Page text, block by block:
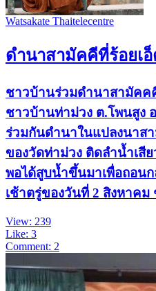
Watsakate Thaitelecentre
ดำนาสามัคคีที่ร้อยเ
ชาวบ้านร่วมดำนาสามัคค
ชาวบ้านท่าม่วง ต.โพนสูง
ร่วมกันดำนาในแปลงนาส
ของวัดท่าม่วง ติดลำน้ำเสี
พอได้สูบน้ำขึ้นมาเพื่อถอน
เช้าตรู่ของวันที่ 2 สิงหาค
View: 239
Like: 3
Comment: 2